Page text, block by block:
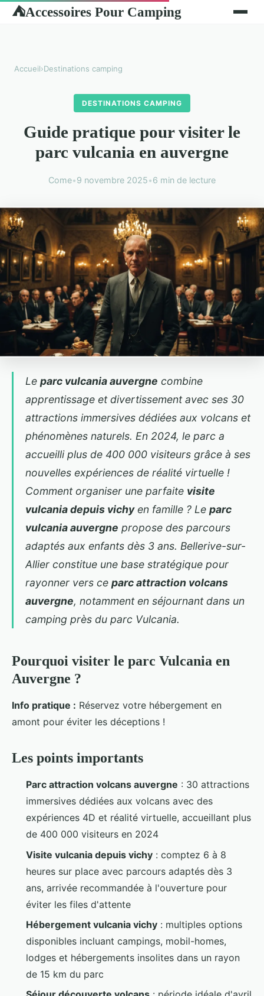
⛺Accessoires Pour Camping
Accueil›Destinations camping
DESTINATIONS CAMPING
Guide pratique pour visiter le
parc vulcania en auvergne
Come•9 novembre 2025•6 min de lecture
Le parc vulcania auvergne combine
apprentissage et divertissement avec ses 30
attractions immersives dédiées aux volcans et
phénomènes naturels. En 2024, le parc a
accueilli plus de 400 000 visiteurs grâce à ses
nouvelles expériences de réalité virtuelle !
Comment organiser une parfaite visite
vulcania depuis vichyen famille ? Le parc
vulcania auvergne propose des parcours
adaptés aux enfants dès 3 ans. Bellerive-sur-
Allier constitue une base stratégique pour
rayonner vers ce parc attraction volcans
auvergne, notamment en séjournant dans un
camping près du parc Vulcania.
Pourquoi visiter le parc Vulcania en
Auvergne ?
Info pratique : Réservez votre hébergement en
amont pour éviter les déceptions !
Les points importants
Parc attraction volcans auvergne : 30 attractions
immersives dédiées aux volcans avec des
expériences 4D et réalité virtuelle, accueillant plus
de 400 000 visiteurs en 2024
Visite vulcania depuis vichy : comptez 6 à 8
heures sur place avec parcours adaptés dès 3
ans, arrivée recommandée à l'ouverture pour
éviter les files d'attente
Hébergement vulcania vichy : multiples options
disponibles incluant campings, mobil-homes,
lodges et hébergements insolites dans un rayon
de 15 km du parc